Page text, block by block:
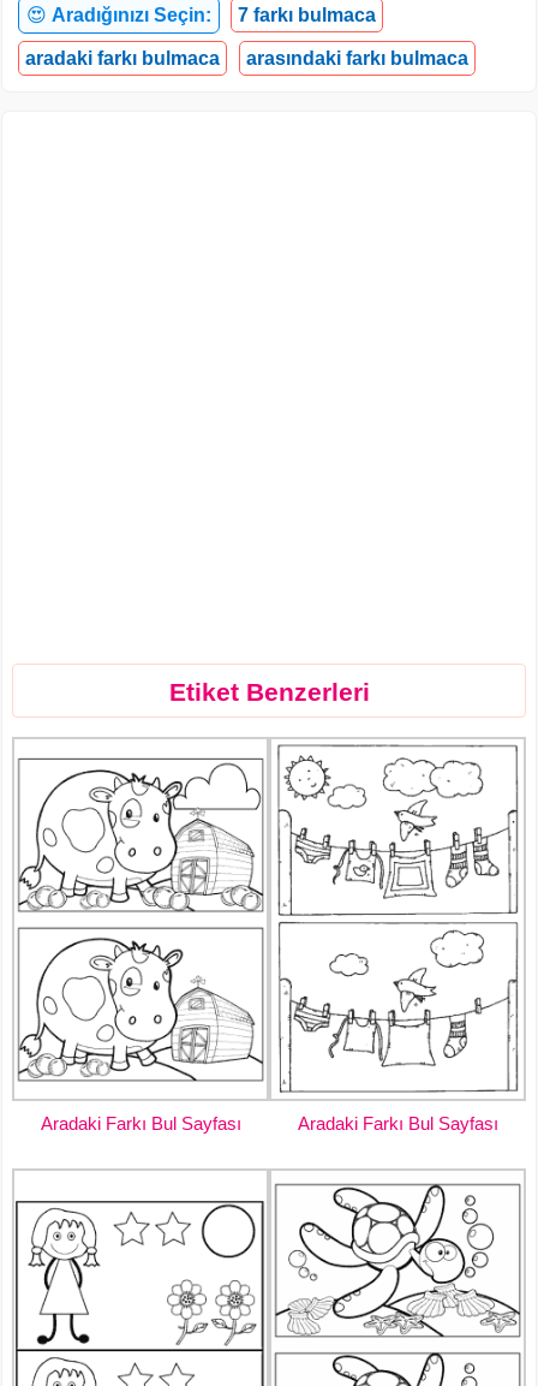
😍 Aradığınızı Seçin: 7 farkı bulmaca
aradaki farkı bulmaca arasındaki farkı bulmaca
Etiket Benzerleri
Aradaki Farkı Bul Sayfası Aradaki Farkı Bul Sayfası